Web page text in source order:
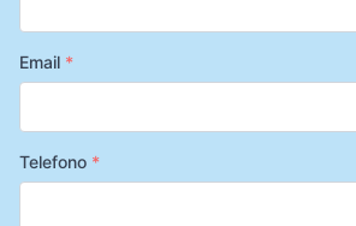
Email *
Telefono *